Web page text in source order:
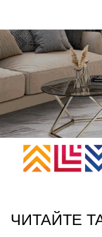
ЧИТАЙТЕ